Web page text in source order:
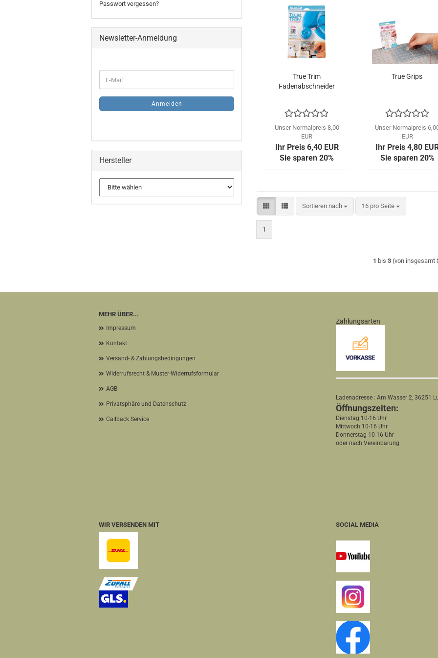
True Trim
Fadenabschneider
Unser Normalpreis 8,00
EUR
Ihr Preis 6,40 EUR
Sie sparen 20%
True Grips
Unser Normalpreis
EUR
Ihr Preis 4,80
Sie sparen 20%
Sortieren nach
Sortieren nach 16 pro Seite
pro Seite
1
1 bis 3(von insgesamt
Passwort vergessen?
Newsletter-Anmeldung
ZUR
ANMELDUNG
E-
Mail
Anmelden
Hersteller
MEHR ÜBER...
Impressum
Kontakt
Versand- & Zahlungsbedingungen
Widerrufsrecht & Muster-Widerrufsformular
AGB
Privatsphäre und Datenschutz
Callback Service
Zahlungsarten
Ladenadresse : Am Wasser 2, 36251
Öffnungszeiten:
Dienstag 10-16 Uhr
Mittwoch 10-16 Uhr
Donnerstag 10-16 Uhr
oder nach Vereinbarung
WIR VERSENDEN MIT SOCIAL MEDIA